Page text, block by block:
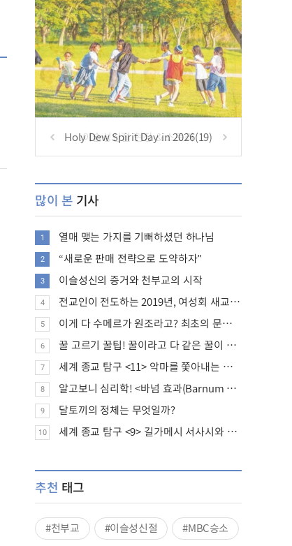
Holy Dew Spirit Day in 2026(19)
많이 본 기사
1 열매 맺는 가지를 기뻐하셨던 하나님
2 “새로운 판매 전략으로 도약하자”
3 이슬성신의 증거와 천부교의 시작
4 전교인이 전도하는 2019년, 여성회 새교인 증가 추세
5 이게 다 수메르가 원조라고? 최초의 문명, 수메르는 어떤 문명이었을까?
6 꿀 고르기 꿀팁! 꿀이라고 다 같은 꿀이 아니다!
7 세계 종교 탐구 <11> 악마를 쫓아내는 의식의 뿌리에 대하여
8 알고보니 심리학! <바넘 효과(Barnum effect)>
9 달토끼의 정체는 무엇일까?
10 세계 종교 탐구 <9> 길가메시 서사시와 성경에 대하여
추천 태그
#천부교 #이슬성신절 #MBC승소